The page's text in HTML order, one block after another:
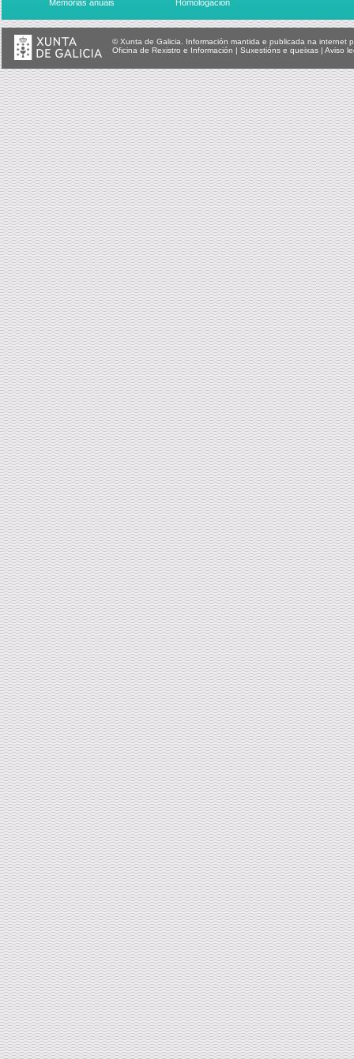
Memorias anuais Homologación
© Xunta de Galicia. Información mantida e publicada na internet
Oficina de Rexistro e Información | Suxestións e queixas | Aviso